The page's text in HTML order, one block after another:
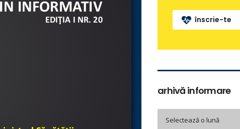
înscrie-te
arhivă informare
informare
Selectează o lună